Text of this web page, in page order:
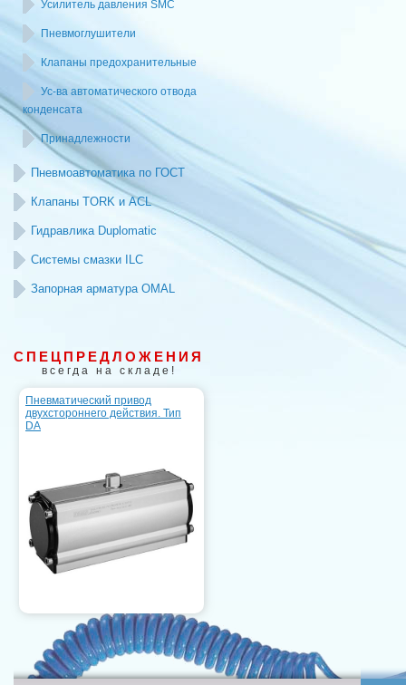
Усилитель давления SMC
Пневмоглушители
Клапаны предохранительные
Ус-ва автоматического отвода
конденсата
Принадлежности
Пневмоавтоматика по ГОСТ
Клапаны TORK и ACL
Гидравлика Duplomatic
Системы смазки ILC
Запорная арматура OMAL
СПЕЦПРЕДЛОЖЕНИЯ
всегда на складе!
Пневматический привод
двухстороннего действия. Тип
DA